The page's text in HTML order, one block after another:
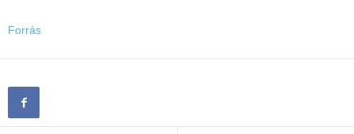
Forrás